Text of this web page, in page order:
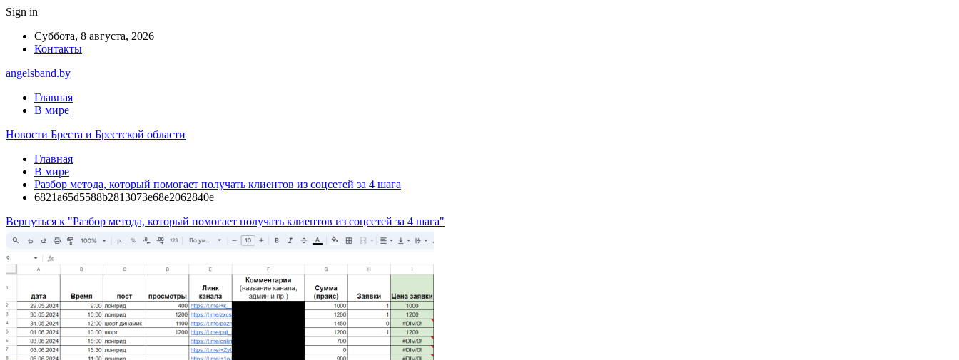
Sign in
Суббота, 8 августа, 2026
Контакты
angelsband.by
Главная
В мире
Новости Бреста и Брестской области
Главная
В мире
Разбор метода, который помогает получать клиентов из соцсетей за 4 шага
6821a65d5588b2813073e68e2062840e
Вернуться к "Разбор метода, который помогает получать клиентов из соцсетей за 4 шага"